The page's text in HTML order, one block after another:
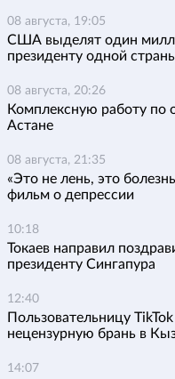
08 августа, 19:05
США выделят один
президенту одной
08 августа, 20:26
Комплексную работу по
Астане
08 августа, 21:35
«Это не лень, это
фильм о депрессии
10:18
Токаев направил
президенту Сингапура
12:40
Пользовательницу
нецензурную брань в
14:07